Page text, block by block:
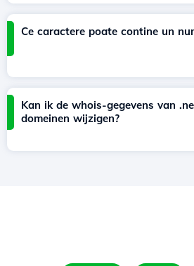
Ce caractere poate contine un
Kan ik de whois-gegevens van
domeinen wijzigen?